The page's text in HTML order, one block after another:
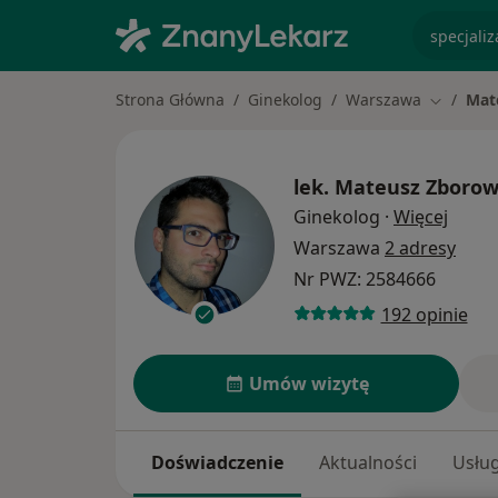
Strona Główna Ginekolog Warszawa Zmień
lek. Mateusz
Ginekolog · Więcej
Warszawa 2 adresy
Nr PWZ: 2584666
192 opinie
Umów wizytę
Doświadczenie Aktualności